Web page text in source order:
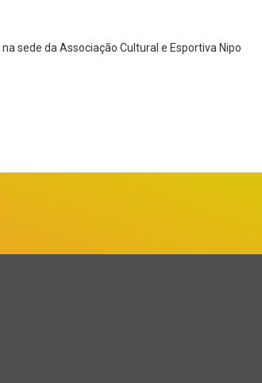
sede da Associação Cultural e Esportiva Nipo